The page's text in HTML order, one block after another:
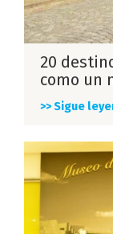
20
como un
>> Sigue